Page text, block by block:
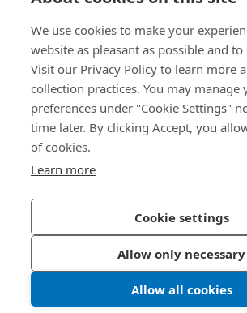
We use cookies to make your
website as pleasant as possible and
Visit our Privacy Policy to learn more
collection practices. You may manage
preferences under "Cookie Settings"
time later. By clicking Accept, you
of cookies.
Learn more
Cookie settings
Allow only necessary
Allow all cookies
关于我们
联系我们
china@bossard.com